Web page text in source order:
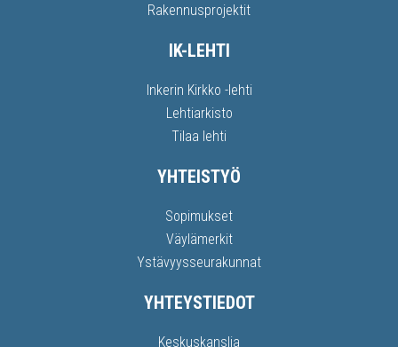
Rakennusprojektit
IK-LEHTI
Inkerin Kirkko -lehti
Lehtiarkisto
Tilaa lehti
YHTEISTYÖ
Sopimukset
Väylämerkit
Ystävyysseurakunnat
YHTEYSTIEDOT
Keskuskanslia